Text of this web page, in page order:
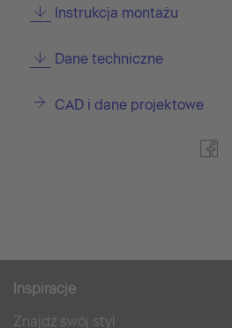
Instrukcja montażu
Dane techniczne
CAD i dane projektowe
Inspiracje
Znajdź swój styl